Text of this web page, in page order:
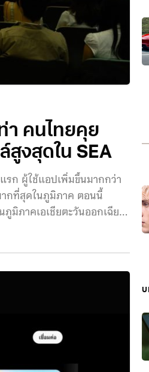
า คนไทยคุย
สูงสุดใน SEA
รก ผู้ใช้แอปเพิ่มขึ้นมากกว่า
ากที่สุดในภูมิภาค ตอนนี้
มิภาคเอเชียตะวันออกเฉียง
บ